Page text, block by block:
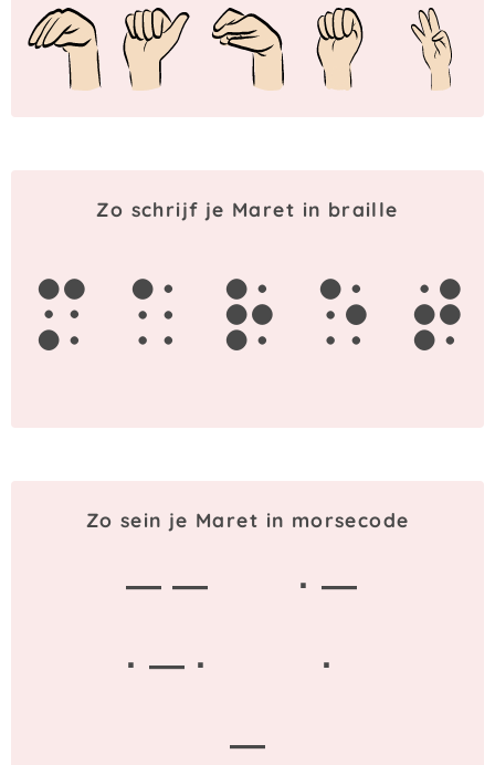
Zo schrijf je Maret in braille
m a r e t
Zo sein je Maret in morsecode
— —
· —
· — ·
·
—